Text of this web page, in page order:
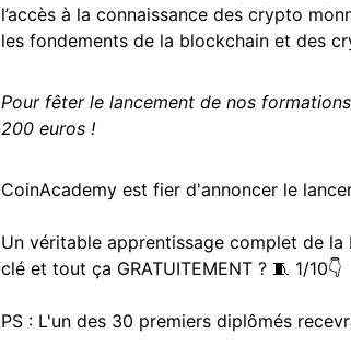
l’accès à la connaissance des crypto
les fondements de la blockchain et des
Pour fêter le lancement de nos
200 euros !
CoinAcademy est fier d'annoncer le
Un véritable apprentissage complet de
clé et tout ça GRATUITEMENT ? 🧵 1/10👇
PS : L'un des 30 premiers diplômés